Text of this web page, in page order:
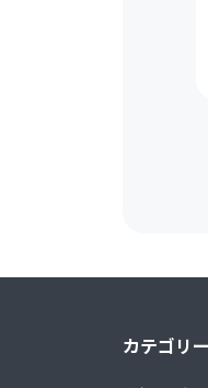
カテゴリー